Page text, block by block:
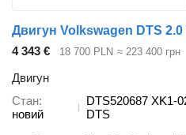
4 343 € 18 700 PLN ≈ 223 400 грн
Двигун
Стан
новий
DTS520687 XK1-
DTS